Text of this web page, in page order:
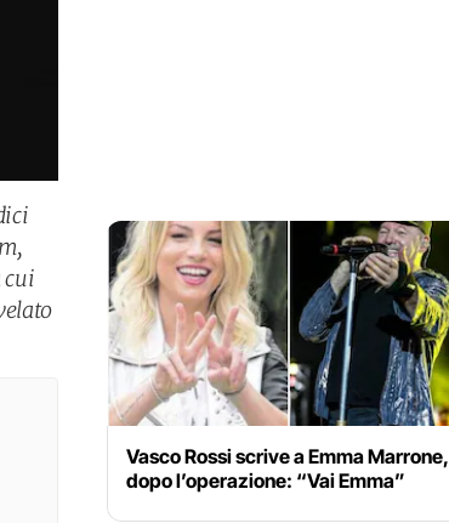
cui
Vasco Rossi scrive a Emma Marrone,
dopo l’operazione: “Vai Emma”